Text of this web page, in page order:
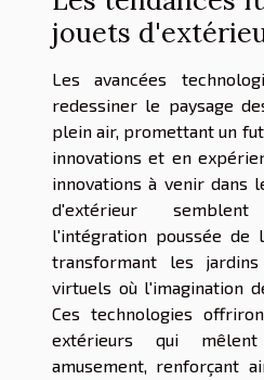
jouets
Les avancées
redessiner le paysage
plein air, promettant un
innovations et en
innovations à venir dans
d'extérieur
l'intégration poussée de
transformant les
virtuels où l'imagination
Ces technologies
extérieurs qui
amusement, renforçant